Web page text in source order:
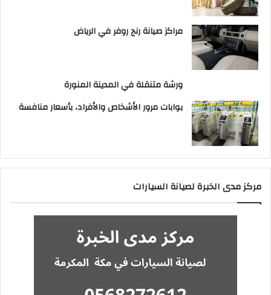
مراكز صيانة رنج روفر في الرياض
ورشة متنقلة في المدينة المنورة
بوابات مرور الأشخاص والأفراد، بأسعار منافسة
مركز مدى الخبرة لصيانة السيارات